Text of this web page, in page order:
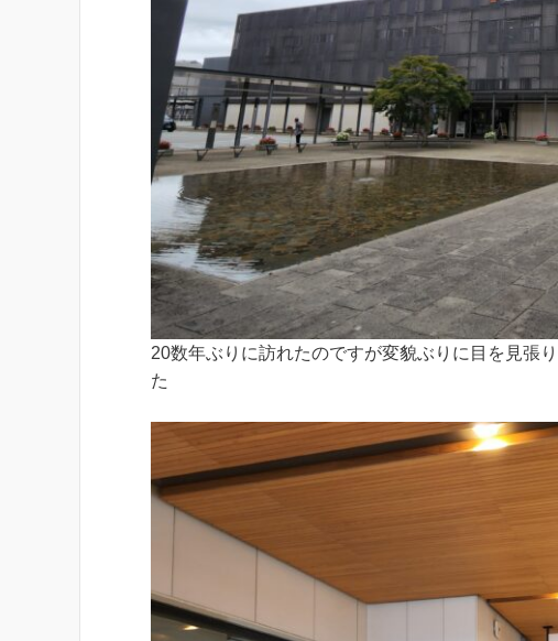
20数年ぶりに訪れたのですが変貌ぶりに目を見張
た